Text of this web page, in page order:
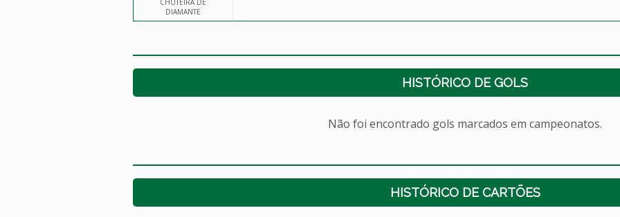
CHUTEIRA DE
DIAMANTE
HISTÓRICO DE GOLS
Não foi encontrado gols marcados em campeonatos.
HISTÓRICO DE CARTÕES